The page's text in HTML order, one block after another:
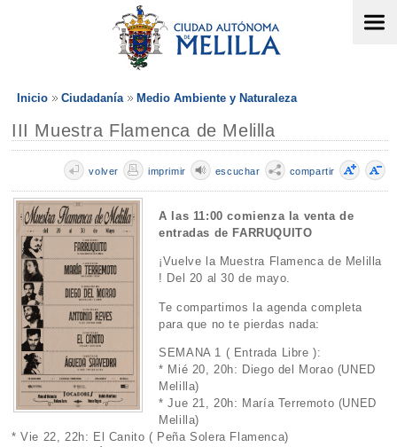
Inicio Ciudadanía Medio Ambiente y Naturaleza
III Muestra Flamenca de Melilla
compartir
escuchar
imprimir
volver
A las 11:00 comienza la venta de
entradas de FARRUQUITO
¡Vuelve la Muestra Flamenca de Melilla
! Del 20 al 30 de mayo.
Te compartimos la agenda completa
para que no te pierdas nada:
SEMANA 1 ( Entrada Libre ):
* Mié 20, 20h: Diego del Morao (UNED
Melilla)
* Jue 21, 20h: María Terremoto (UNED
Melilla)
* Vie 22, 22h: El Canito ( Peña Solera Flamenca)